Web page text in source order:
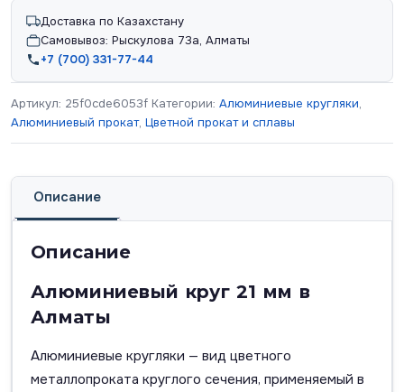
Доставка по Казахстану
Самовывоз: Рыскулова 73а, Алматы
+7 (700) 331-77-44
Артикул: 25f0cde6053f Категории: Алюминиевые кругляки,
Алюминиевый прокат, Цветной прокат и сплавы
Описание
Описание
Алюминиевый круг 21 мм в
Алматы
Алюминиевые кругляки — вид цветного
металлопроката круглого сечения, применяемый в